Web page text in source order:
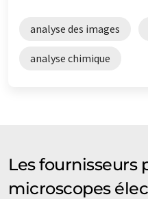
analyse des images
analyse chimique
Les fournisseurs
microscopes